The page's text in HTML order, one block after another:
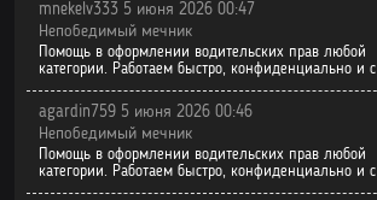
mnekelv333 5 июня 2026 00:47
Непобедимый мечник
Помощь в оформлении водительских прав любой
категории. Работаем быстро, конфиденциально и с
agardin759 5 июня 2026 00:46
Непобедимый мечник
Помощь в оформлении водительских прав любой
категории. Работаем быстро, конфиденциально и с